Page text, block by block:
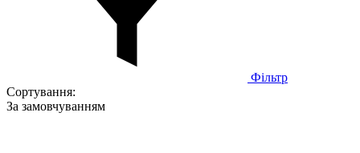
Фільтр
Сортування:
За замовчуванням